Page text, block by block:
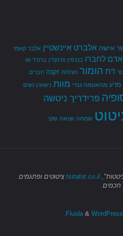
אישה אלברט איינשטיין אלבר קאמי
אדם לחברו בנג'מין פרנקלין ברנרד שו
דת הומור הצלחה זקנה חברים
מדע מהאטמה גנדי מוות נישואין נשים
פרידריך ניטשה
שמחה שנאה שקר
tsitatot.co.il ציטוטים ופתגמים
חכמים.
& WordPress.